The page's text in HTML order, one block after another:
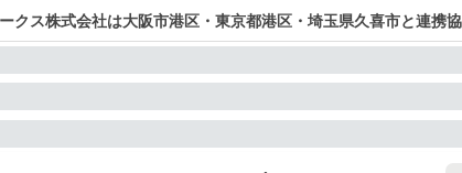
クス株式会社は大阪市港区・東京都港区・埼玉県久喜市と連携